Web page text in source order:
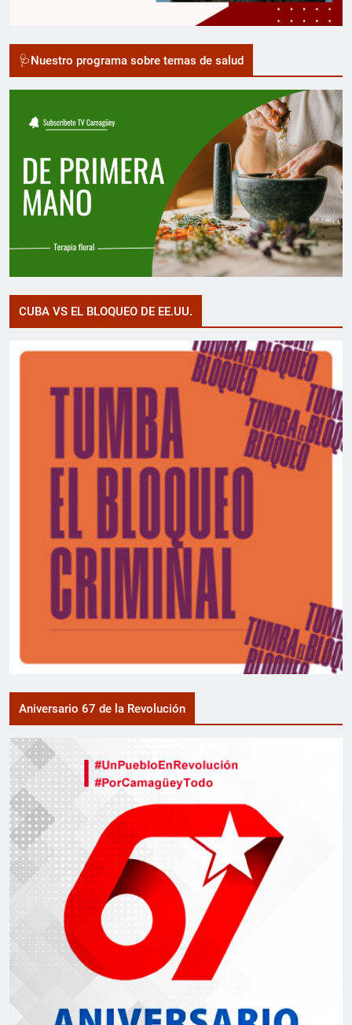
🩺Nuestro programa sobre temas de salud
CUBA VS EL BLOQUEO DE EE.UU.
Aniversario 67 de la Revolución